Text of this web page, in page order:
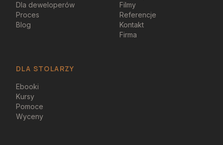
Dla deweloperów
Proces
Blog
Filmy
Referencje
Kontakt
Firma
DLA STOLARZY
Ebooki
Kursy
Pomoce
Wyceny